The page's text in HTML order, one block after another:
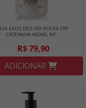
EKOS DES HID POLPA CRP
CASTANHA 400ML NF
R$ 79,90
ADICIONAR